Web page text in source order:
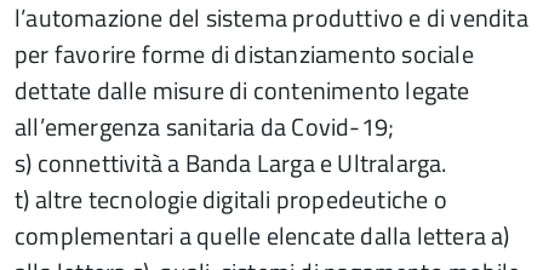
l’automazione del sistema produttivo e di vendita
per favorire forme di distanziamento sociale
dettate dalle misure di contenimento legate
all’emergenza sanitaria da Covid-19;
s) connettività a Banda Larga e Ultralarga.
t) altre tecnologie digitali propedeutiche o
complementari a quelle elencate dalla lettera a)